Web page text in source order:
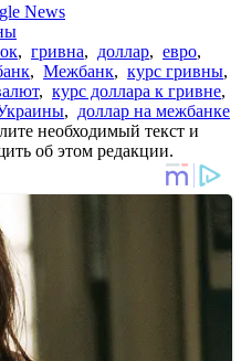
News
, гривна, доллар, евро,
, Межбанк, курс гривны,
, курс доллара к гривне,
, доллар на межбанке
необходимый текст и
об этом редакции.